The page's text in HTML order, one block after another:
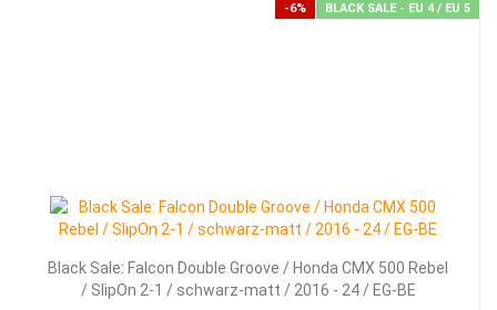
-6% BLACK SALE - EU 4 / EU 5
Black Sale: Falcon Double Groove / Honda CMX 500 Rebel
/ SlipOn 2-1 / schwarz-matt / 2016 - 24 / EG-BE